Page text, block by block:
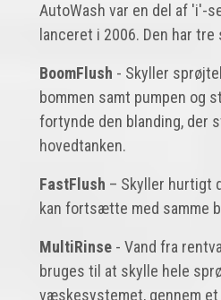
AutoWash var en del af 'i'-
lanceret i 2006. Den har
BoomFlush - Skyller
bommen samt pumpen og
fortynde den blanding, der
hovedtanken.
FastFlush – Skyller hurtigt
kan fortsætte med samme
MultiRinse - Vand fra
bruges til at skylle hele
væskesystemet, gennem